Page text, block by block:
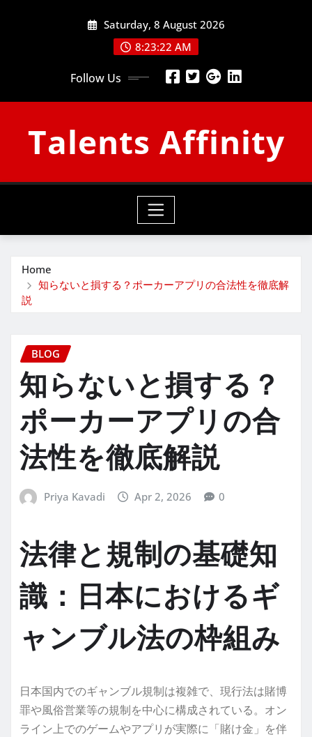
Saturday, 8 August 2026
8:23:23 AM
Follow Us
Talents Affinity
Home
知らないと損する？ポーカーアプリの合法性を徹底解
説
BLOG
知らないと損する？
ポーカーアプリの合
法性を徹底解説
Priya Kavadi Apr 2, 2026 0
法律と規制の基礎知
識：日本におけるギ
ャンブル法の枠組み
日本国内でのギャンブル規制は複雑で、現行法は賭博
罪や風俗営業等の規制を中心に構成されている。オン
ライン上でのゲームやアプリが実際に「賭け金」を伴